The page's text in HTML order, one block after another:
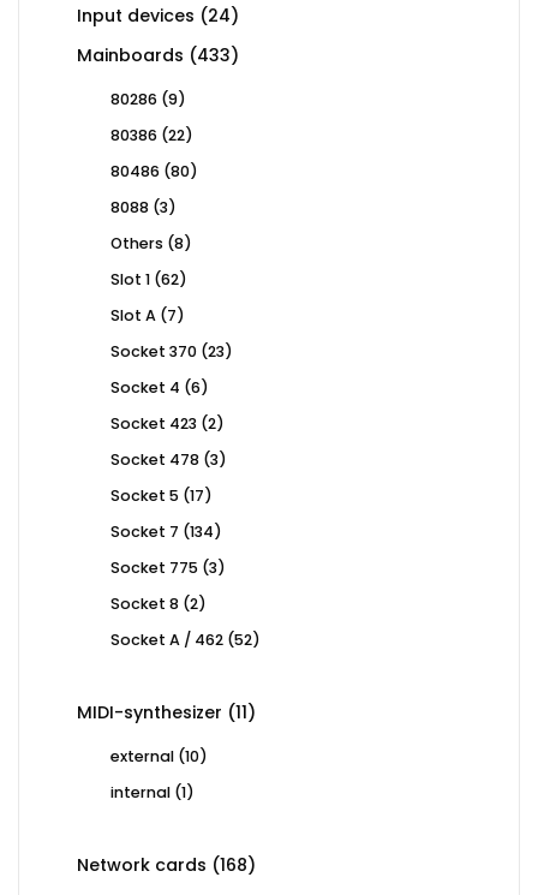
Input devices 2424
Mainboards 433433
80286 99
80386 2222
80486 8080
8088 33
Others 88
Slot 1 6262
Slot A 77
Socket 370 2323
Socket 4 66
Socket 423 22
Socket 478 33
Socket 5 1717
Socket 7 134134
Socket 775 33
Socket 8 22
Socket A / 462 5252
MIDI-synthesizer 1111
external 1010
internal 11
Network cards 168168